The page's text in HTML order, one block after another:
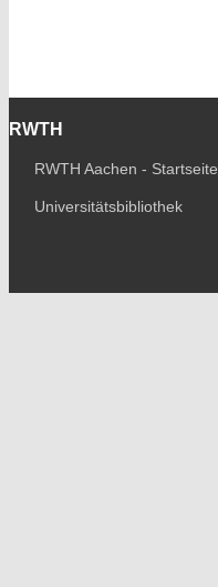
RWTH
RWTH Aachen - Startseite
Universitätsbibliothek